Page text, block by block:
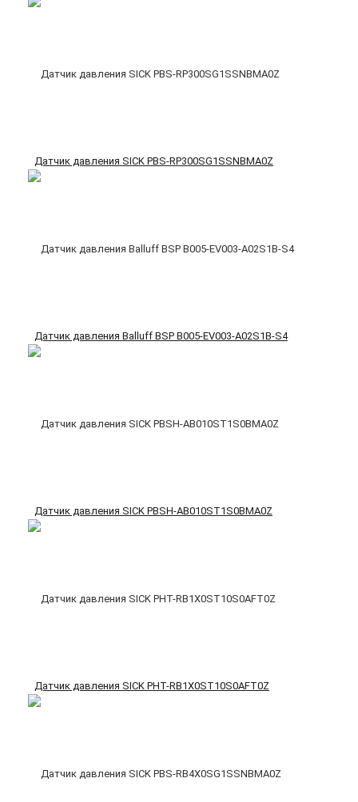
Датчик давления SICK PBS-RP300SG1SSNBMA0Z
Датчик давления Balluff BSP B005-EV003-A02S1B-S4
Датчик давления SICK PBSH-AB010ST1S0BMA0Z
Датчик давления SICK PHT-RB1X0ST10S0AFT0Z